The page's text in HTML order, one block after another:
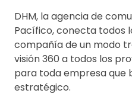
DHM, la agencia de
Pacífico, conecta todos
compañía de un modo
visión 360 a todos los
para toda empresa que
estratégico.